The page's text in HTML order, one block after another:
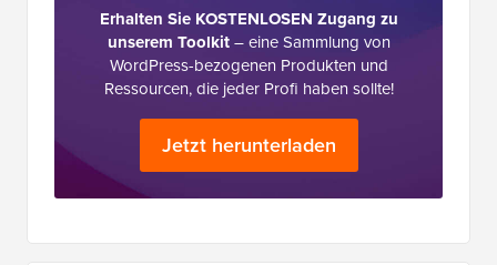
Erhalten Sie KOSTENLOSEN Zugang zu
unserem Toolkit– eine Sammlung von
WordPress-bezogenen Produkten und
Ressourcen, die jeder Profi haben sollte!
Jetzt herunterladen